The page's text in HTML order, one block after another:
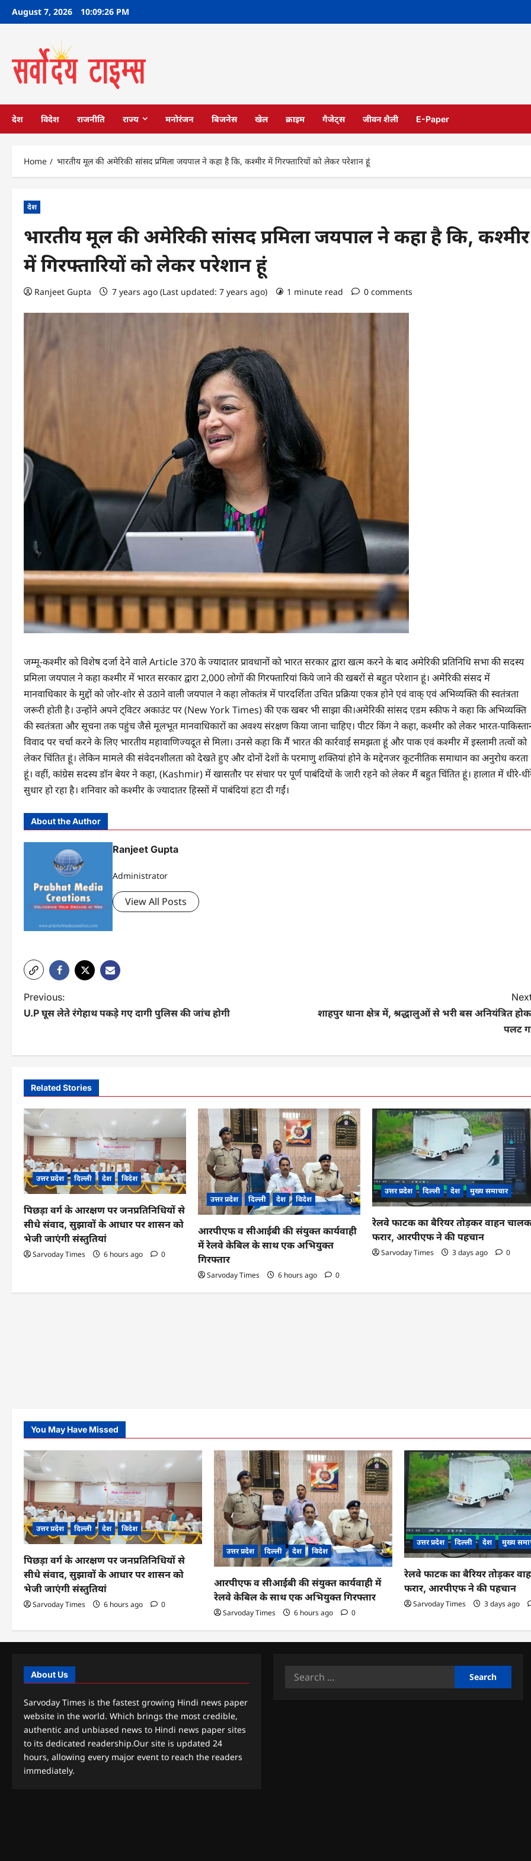
SkipAugust 7, 2026 10:09:27 PM
देश विदेश राजनीति राज्य मनोरंजन बिजनेस खेल क्राइम गैजेट्स जीवन शैली E-Paper
Home भारतीय मूल की अमेरिकी सांसद प्रमिला जयपाल ने कहा है कि, कश्मीर में गिरफ्तारियों को लेकर परेशान हूं
देश
भारतीय मूल की अमेरिकी सांसद प्रमिला जयपाल ने कहा है कि, कश्मीर
में गिरफ्तारियों को लेकर परेशान हूं
Ranjeet Gupta 7 years ago (Last updated: 7 years ago) 1 minute read 0 comments
जम्मू-कश्मीर को विशेष दर्जा देने वाले Article 370 के ज्यादातर प्रावधानों को भारत सरकार द्वारा खत्म करने के बाद अमेरिकी प्रतिनिधि सभा की सदस्य
प्रमिला जयपाल ने कहा कश्मीर में भारत सरकार द्वारा 2,000 लोगों की गिरफ्तारियां किये जाने की खबरों से बहुत परेशान हूं। अमेरिकी संसद में
मानवाधिकार के मुद्दों को जोर-शोर से उठाने वाली जयपाल ने कहा लोकतंत्र में पारदर्शिता उचित प्रक्रिया एकत्र होने एवं वाक् एवं अभिव्यक्ति की स्वतंत्रता
जरूरी होती है। उन्होंने अपने ट्विटर अकाउंट पर (New York Times) की एक खबर भी साझा की।अमेरिकी सांसद एडम स्कीफ ने कहा कि अभिव्यक्ति
की स्वतंत्रता और सूचना तक पहुंच जैसे मूलभूत मानवाधिकारों का अवश्य संरक्षण किया जाना चाहिए। पीटर किंग ने कहा, कश्मीर को लेकर भारत-
विवाद पर चर्चा करने के लिए भारतीय महावाणिज्यदूत से मिला। उनसे कहा कि मैं भारत की कार्रवाई समझता हूं और पाक एवं कश्मीर में इस्लामी तत्वों को
लेकर चिंतित हूं। लेकिन मामले की संवेदनशीलता को देखते हुए और दोनों देशों के परमाणु शक्तियां होने के मद्देनजर कूटनीतिक समाधान का अनुरोध करता
हूं। वहीं, कांग्रेस सदस्य डॉन बेयर ने कहा, (Kashmir) में खासतौर पर संचार पर पूर्ण पाबंदियों के जारी रहने को लेकर मैं बहुत चिंतित हूं। हालात में धीरे-
सुधार हो रहा है। शनिवार को कश्मीर के ज्यादातर हिस्सों में पाबंदियां हटा दी गईं।
About the Author
Ranjeet Gupta
Administrator
View All Posts
P
o
n
a
v
g
a
t
i
o
Previous:
U.P घूस लेते रंगेहाथ पकड़े गए दागी पुलिस की जांच होगी
शाहपुर थाना क्षेत्र में, श्रद्धालुओं से भरी बस अनियंत्रित
पलट
Related Stories
उत्तर प्रदेश दिल्ली देश विदेश
पिछड़ा वर्ग के आरक्षण पर जनप्रतिनिधियों से
सीधे संवाद, सुझावों के आधार पर शासन को
भेजी जाएंगी संस्तुतियां
Sarvoday Times 6 hours ago 0
उत्तर प्रदेश दिल्ली देश विदेश
आरपीएफ व सीआईबी की संयुक्त कार्यवाही
में रेलवे केबिल के साथ एक अभियुक्त
गिरफ्तार
Sarvoday Times 6 hours ago 0
उत्तर प्रदेश दिल्ली देश मुख्य समाचार
रेलवे फाटक का बैरियर तोड़कर वाहन
फरार, आरपीएफ ने की पहचान
Sarvoday Times 3 days ago 0
You May Have Missed
उत्तर प्रदेश दिल्ली देश विदेश
पिछड़ा वर्ग के आरक्षण पर जनप्रतिनिधियों से
सीधे संवाद, सुझावों के आधार पर शासन को
भेजी जाएंगी संस्तुतियां
Sarvoday Times 6 hours ago 0
उत्तर प्रदेश दिल्ली देश विदेश
आरपीएफ व सीआईबी की संयुक्त कार्यवाही में
रेलवे केबिल के साथ एक अभियुक्त गिरफ्तार
Sarvoday Times 6 hours ago 0
उत्तर प्रदेश दिल्ली देश मुख्य
रेलवे फाटक का बैरियर तोड़कर
फरार, आरपीएफ ने की पहचान
Sarvoday Times 3 days ago
About Us
Sarvoday Times is the fastest growing Hindi news paper
website in the world. Which brings the most credible,
authentic and unbiased news to Hindi news paper sites
to its dedicated readership.Our site is updated 24
hours, allowing every major event to reach the readers
immediately.
Search